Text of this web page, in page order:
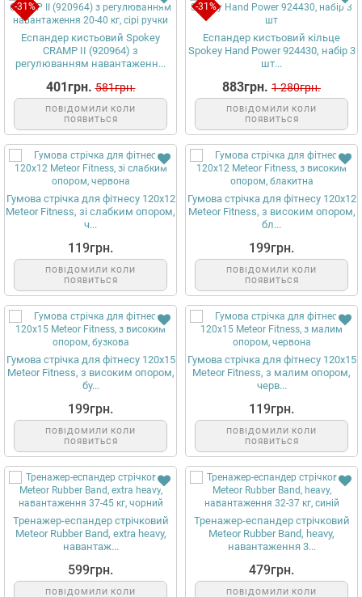
-31%
Еспандер кистьовий Spokey
CRAMP II (920964) з
регулюванням навантаженн...
401грн. 581грн.
ПОВІДОМИЛИ КОЛИ
ПОЯВИТЬСЯ
-31%
Еспандер кистьовий кільце
Spokey Hand Power 924430, набір 3
шт...
883грн. 1 280грн.
ПОВІДОМИЛИ КОЛИ
ПОЯВИТЬСЯ
Гумова стрічка для фітнесу 120x12
Meteor Fitness, зі слабким опором,
ч...
119грн.
ПОВІДОМИЛИ КОЛИ
ПОЯВИТЬСЯ
Гумова стрічка для фітнесу 120x12
Meteor Fitness, з високим опором,
бл...
199грн.
ПОВІДОМИЛИ КОЛИ
ПОЯВИТЬСЯ
Гумова стрічка для фітнесу 120x15
Meteor Fitness, з високим опором,
бу...
199грн.
ПОВІДОМИЛИ КОЛИ
ПОЯВИТЬСЯ
Гумова стрічка для фітнесу 120x15
Meteor Fitness, з малим опором,
черв...
119грн.
ПОВІДОМИЛИ КОЛИ
ПОЯВИТЬСЯ
Тренажер-еспандер стрічковий
Meteor Rubber Band, extra heavy,
навантаж...
599грн.
ПОВІДОМИЛИ КОЛИ
Тренажер-еспандер стрічковий
Meteor Rubber Band, heavy,
навантаження 3...
479грн.
ПОВІДОМИЛИ КОЛИ